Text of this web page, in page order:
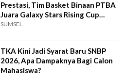
Prestasi, Tim Basket Binaan PTBA
Juara Galaxy Stars Rising Cup
2025
SUMSEL
TKA Kini Jadi Syarat Baru SNBP
2026, Apa Dampaknya Bagi Calon
Mahasiswa?